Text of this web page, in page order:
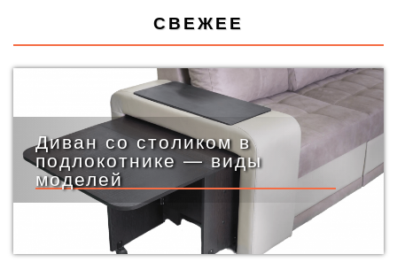
СВЕЖЕЕ
Диван со столиком в
подлокотнике — виды
моделей